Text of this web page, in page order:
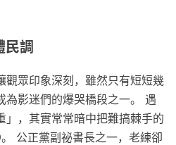
民調
觀眾印象深刻，雖然只有短短幾
為影迷們的爆哭橋段之一。 遇
」，其實常常暗中把難搞棘手的
公正黨副祕書長之一，老練卻